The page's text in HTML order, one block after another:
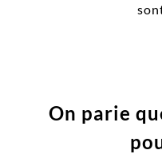
On parie